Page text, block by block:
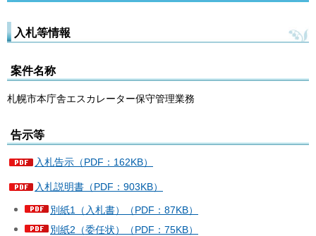
入札等情報
案件名称
札幌市本庁舎エスカレーター保守管理業務
告示等
入札告示（PDF：162KB）
入札説明書（PDF：903KB）
別紙1（入札書）（PDF：87KB）
別紙2（委任状）（PDF：75KB）